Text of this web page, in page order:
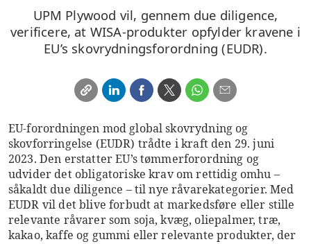
UPM Plywood vil, gennem due diligence,
verificere, at WISA-produkter opfylder kravene i
EU’s skovrydningsforordning (EUDR).
EU-forordningen mod global skovrydning og
skovforringelse (EUDR) trådte i kraft den 29. juni
2023. Den erstatter EU’s tømmerforordning og
udvider det obligatoriske krav om rettidig omhu –
såkaldt due diligence – til nye råvarekategorier. Med
EUDR vil det blive forbudt at markedsføre eller stille
relevante råvarer som soja, kvæg, oliepalmer, træ,
kakao, kaffe og gummi eller relevante produkter, der